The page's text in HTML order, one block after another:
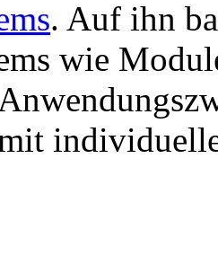
. Auf ihn
wie